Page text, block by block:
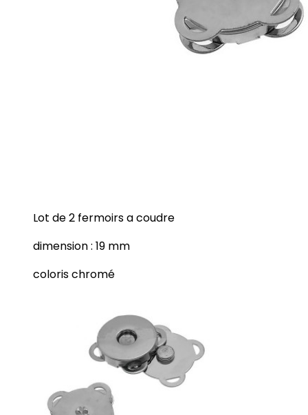
Lot de 2 fermoirs a coudre
dimension : 19 mm
coloris chromé